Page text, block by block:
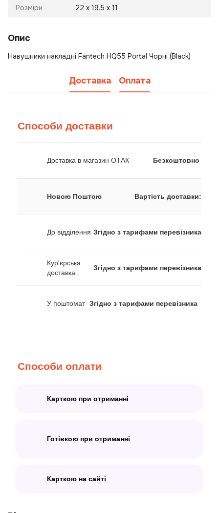
Розміри 22 x 19.5 x 11
Опис
Навушники накладні Fantech HQ55 Portal Чорні (Black)
Доставка Оплата
Способи доставки
Доставка в магазин ОТАК Безкоштовно
Новою Поштою Вартість доставки:
До відділення Згідно з тарифами перевізника
Кур'єрська
доставка
Згідно з тарифами перевізника
У поштомат Згідно з тарифами перевізника
Способи оплати
Карткою при отриманні
Готівкою при отриманні
Карткою на сайті